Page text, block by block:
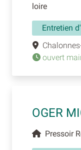
loire
Entretien
ouvert
OGER
Pressoir